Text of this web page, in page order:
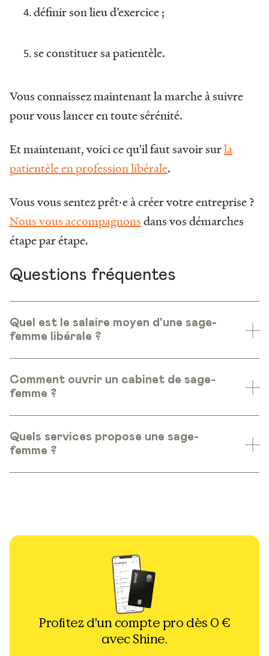
définir son lieu d’exercice ;
se constituer sa patientèle.
Vous connaissez maintenant la marche à suivre
pour vous lancer en toute sérénité.
Et maintenant, voici ce qu'il faut savoir surla
patientèle en profession libérale.
Vous vous sentez prêt·e à créer votre entreprise ?
Nous vous accompagnonsdans vos démarches
étape par étape.
Questions fréquentes
Quel est le salaire moyen d'une sage-
femme libérale ?
Comment ouvrir un cabinet de sage-
femme ?
Quels services propose une sage-
femme ?
Profitez d'un compte pro dès 0 €
avec Shine.